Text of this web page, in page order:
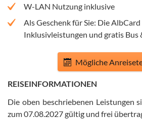
W-LAN Nutzung inklusive
Als Geschenk für Sie: Die
Inklusivleistungen und gratis Bus
Mögliche
REISEINFORMATIONEN
Die oben beschriebenen Leistungen
zum 07.08.2027 gültig und frei